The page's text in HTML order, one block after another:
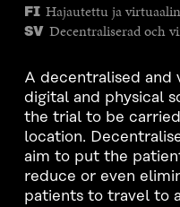
FI Hajautettu ja
SV Decentraliserad och
A decentralised and
digital and physical
the trial to be
location.
aim to put the
reduce or even
patients to travel to